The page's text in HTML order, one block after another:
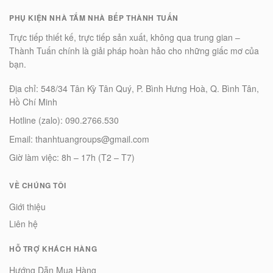
PHỤ KIỆN NHÀ TẮM NHÀ BẾP THÀNH TUẤN
Trực tiếp thiết kế, trực tiếp sản xuất, không qua trung gian –
Thành Tuấn chính là giải pháp hoàn hảo cho những giấc mơ của
bạn.
Địa chỉ: 548/34 Tân Kỳ Tân Quý, P. Bình Hưng Hoà, Q. Bình Tân,
Hồ Chí Minh
Hotline (zalo): 090.2766.530
Email: thanhtuangroups@gmail.com
Giờ làm việc: 8h – 17h (T2 – T7)
VỀ CHÚNG TÔI
Giới thiệu
Liên hệ
HỖ TRỢ KHÁCH HÀNG
Hướng Dẫn Mua Hàng